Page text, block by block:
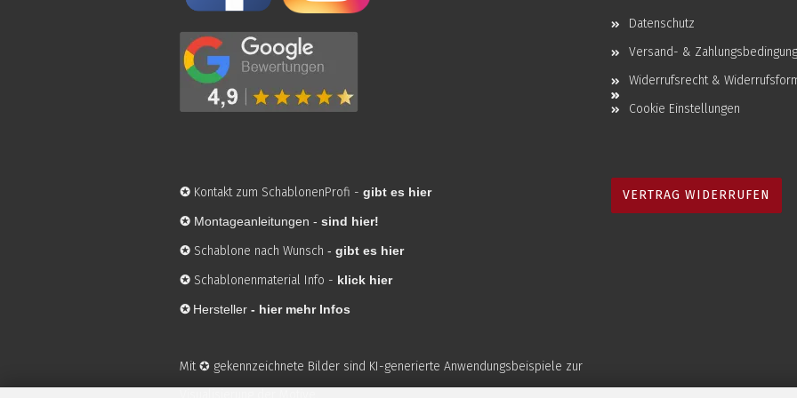
Datenschutz
Versand- &
Widerrufsrecht &
Cookie Einstellungen
✪ Kontakt zum SchablonenProfi - gibt es hier
✪ Montageanleitungen - sind hier!
✪ Schablone nach Wunsch - gibt es hier
✪ Schablonenmaterial Info - klick hier
✪ Hersteller - hier mehr Infos
Mit ✪ gekennzeichnete Bilder sind KI-generierte Anwendungsbeispiele zur
VERTRAG WIDERRUFEN